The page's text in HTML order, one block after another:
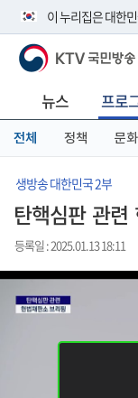
이 누리집은 대한
공식 누리집 주소 확
니다.
이밖에 or.kr 또는
서 도메인 주소를 확
KTV 국민방송
뉴스 프로
전체 정책 문
생방송 대한민국 2부
탄핵심판 관련
등록일 : 2025.01.13 18:11